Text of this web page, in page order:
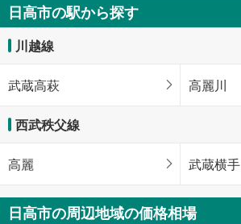
日高市の駅から探す
川越線
武蔵高萩 高麗川
西武秩父線
高麗 武蔵横手
日高市の周辺地域の価格相場